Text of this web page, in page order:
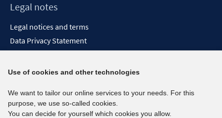
Legal notes
Legal notices and terms
Data Privacy Statement
Report Accessibility
Social media channels
BlueSky
Use of cookies and other technologies
We want to tailor our online services to your needs. For this
purpose, we use so-called cookies.
You can decide for yourself which cookies you allow.